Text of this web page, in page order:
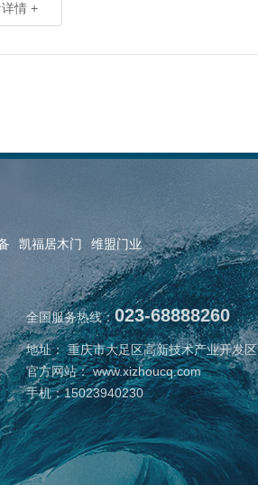
情 +
凯福居木门 维盟门业
全国服务热线：023-68888260
地址： 重庆市大足区高新技术产业开发区
官方网站： www.xizhoucq.com
手机：15023940230